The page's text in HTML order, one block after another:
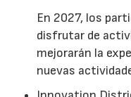
En 2027, los
disfrutar de
mejorarán la
nuevas